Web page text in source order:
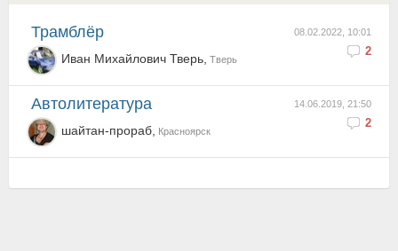
08.02.2022, 10:01
2
трамблёр
Иван Михайлович Тверь, Тверь
14.06.2019, 21:50
2
Автолитература
шайтан-прораб, Красноярск